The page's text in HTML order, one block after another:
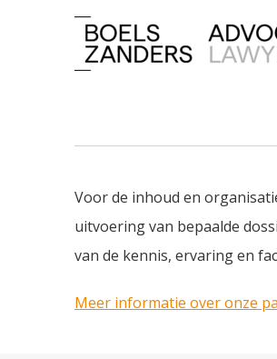
Voor de inhoud en
uitvoering van bepaalde
van de kennis, ervaring en
Meer informatie over onze